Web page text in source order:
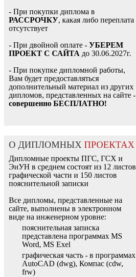
- При покупки диплома в
РАССРОЧКУ, какая либо переплата
отсутствует
- При двойной оплате - УБЕРЕМ
ПРОЕКТ С САЙТА до 30.06.2027г.
- При покупке дипломной работы,
Вам будет предоставляться
дополнительный материал из других
дипломов, представленных на сайте -
совершенно БЕСПЛАТНО!
О ДИПЛОМНЫХ ПРОЕКТАХ
Дипломные проекты ПГС, ГСХ и
ЭиУН в среднем состоят из 12 листов
графической части и 150 листов
пояснительной записки
Все дипломы, представленные на
сайте, выполнены в электронном
виде на инженерном уровне:
пояснительная записка
представлена программах MS
Word, MS Exel
графическая часть - в программах
AutoCAD (dwg), Компас (cdw,
frw)